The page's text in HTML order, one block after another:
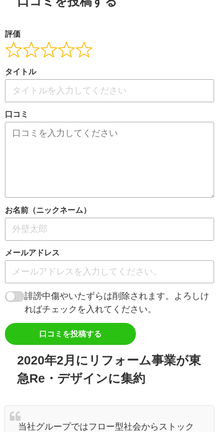
評価
タイトル
口コミ
お名前（ニックネーム）
メールアドレス
誹謗中傷やいたずらは削除されます。よろしけ
ればチェックを入れてください。
口コミを投稿する
2020年2月にリフォーム事業が東
急Re・デザインに集約
当社グループではフロー型社会からストック